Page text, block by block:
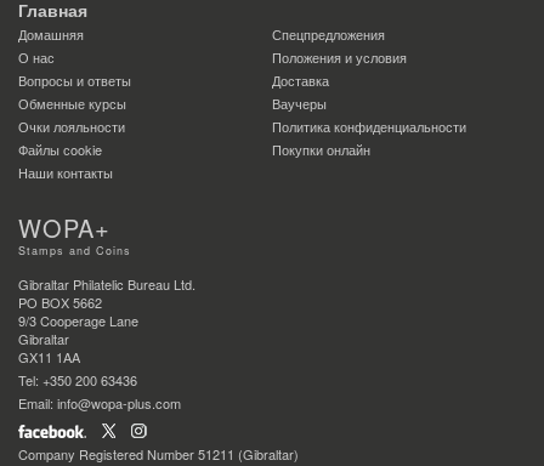
Главная
Домашняя
Спецпредложения
О нас
Положения и условия
Вопросы и ответы
Доставка
Обменные курсы
Ваучеры
Очки лояльности
Политика конфиденциальности
Файлы сookie
Покупки онлайн
Наши контакты
WOPA+
Stamps and Coins
Gibraltar Philatelic Bureau Ltd.
PO BOX 5662
9/3 Cooperage Lane
Gibraltar
GX11 1AA
Tel: +350 200 63436
Email: info@wopa-plus.com
Company Registered Number 51211 (Gibraltar)